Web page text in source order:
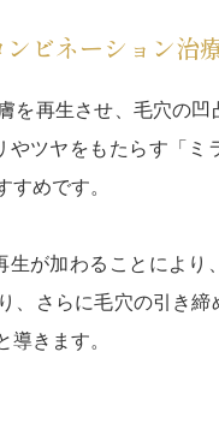
ビネーション治
を再生させ、毛穴の
やツヤをもたらす「ミ
すめです。
生が加わることによ
、さらに毛穴の引き
導きます。